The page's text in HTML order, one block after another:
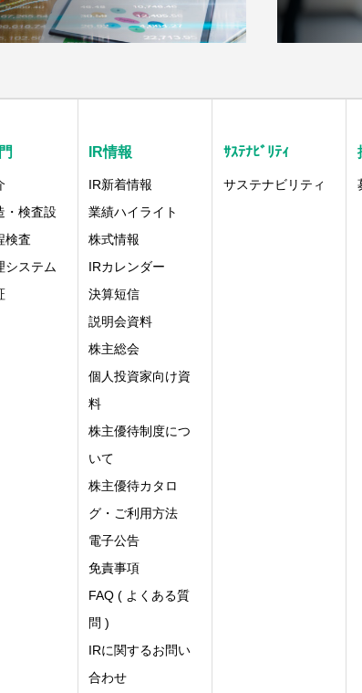
・検査設
検査
システム
IR情報
IR新着情報
業績ハイライト
株式情報
IRカレンダー
決算短信
説明会資料
株主総会
個人投資家向け資
料
株主優待制度につ
いて
株主優待カタロ
グ・ご利用方法
電子公告
免責事項
FAQ ( よくある質
問 )
IRに関するお問い
合わせ
ｻｽﾃﾅﾋﾞﾘﾃｨ
サステナビリティ